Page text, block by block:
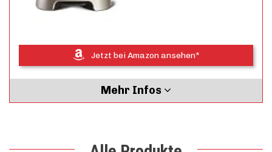
Jetzt bei Amazon ansehen*
Mehr Infos